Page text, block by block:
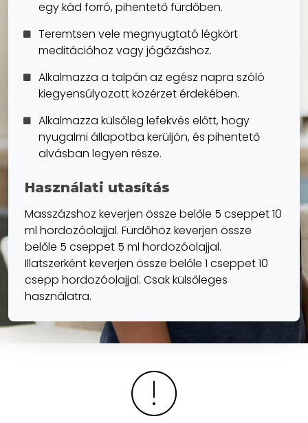
egy kád forró, pihentető fürdőben.
Teremtsen vele megnyugtató légkört
meditációhoz vagy jógázáshoz.
Alkalmazza a talpán az egész napra szóló
kiegyensúlyozott közérzet érdekében.
Alkalmazza külsőleg lefekvés előtt, hogy
nyugalmi állapotba kerüljön, és pihentető
alvásban legyen része.
Használati utasítás
Masszázshoz keverjen össze belőle 5 cseppet 10
ml hordozóolajjal. Fürdőhöz keverjen össze
belőle 5 cseppet 5 ml hordozóolajjal.
Illatszerként keverjen össze belőle 1 cseppet 10
csepp hordozóolajjal. Csak külsőleges
használatra.